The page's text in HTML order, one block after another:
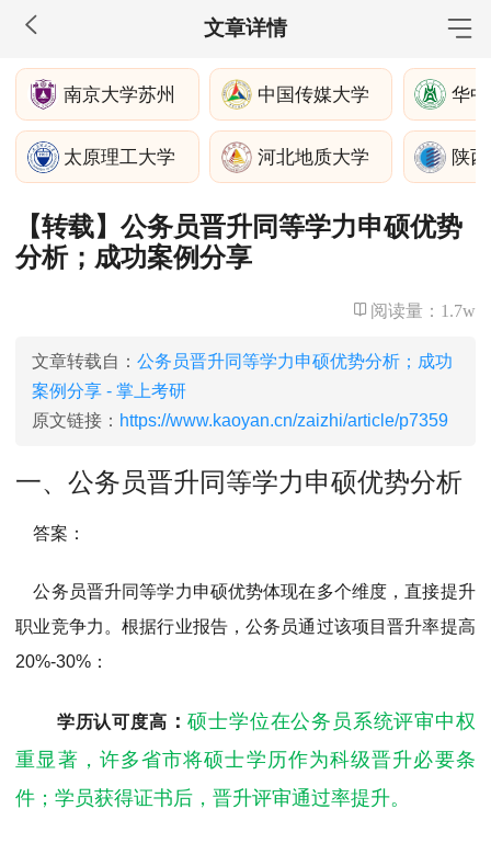
文章详情
MBA工商管理
院校库 考试报名 招生政策 学制学费
报名流程
考试真题
报考经验 招生简章
MEM工程管理
院校库 考试报名 招生政策
MPA公共管理
院校库 考试报名
MPAcc会计专硕
院校库
MTA旅游管理
考试真题
报考经验 招生简章
南京大学苏州 中国传媒大学 华
太原理工大学 河北地质大学 陕
【转载】公务员晋升同等学力申硕优势
分析；成功案例分享
阅读量： 1.7w
文章转载自： 公务员晋升同等学力申硕优势分析；成功
案例分享 - 掌上考研
原文链接： https://www.kaoyan.cn/zaizhi/article/p7359
一、公务员晋升同等学力申硕优势分析
答案：
公务员晋升同等学力申硕优势体现在多个维度，直接提升
职业竞争力。根据行业报告，公务员通过该项目晋升率提高
20%-30%：
学历认可度高 ：硕士学位在公务员系统评审中权
重显著，许多省市将硕士学历作为科级晋升必要条
件；学员获得证书后，晋升评审通过率提升。